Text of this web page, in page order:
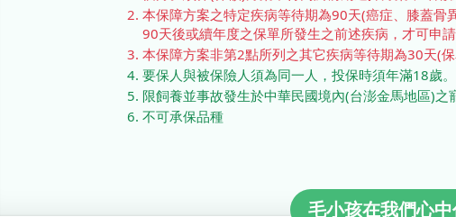
本保障方案之特定疾病等待期為90天(癌症、膝蓋
90天後或續年度之保單所發生之前述疾病，才可申請
本保障方案非第2點所列之其它疾病等待期為30天(
要保人與被保險人須為同一人，投保時須年滿18歲。
限飼養並事故發生於中華民國境內(台澎金馬地區)之
不可承保品種
毛小孩在我們心